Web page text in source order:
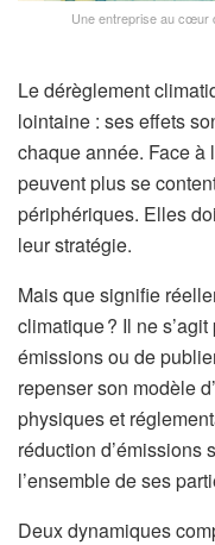
Une entreprise au cœur
Le dérèglement
lointaine : ses effets
chaque année. Face à
peuvent plus se
périphériques. Elles
leur stratégie.
Mais que signifie
climatique ? Il ne
émissions ou de
repenser son modèle
physiques et
réduction d’émissions
l’ensemble de ses
Deux dynamiques